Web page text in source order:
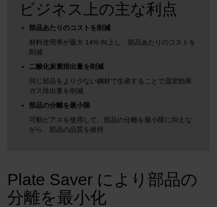
ビジネス上の主な利点
部品あたりのコストを削減
材料使用率が最大 14% 向上し、部品あたりのコストを
削減
二酸化炭素排出量を削減
同じ部品をより少ない鋼材で生産することで温室効果
ガス排出量を削減
部品の分離を最小限
可動ピアスを使用して、部品の分離を最小限に抑えな
がら、部品の品質を維持
Plate Saver により部品の
分離を最小化